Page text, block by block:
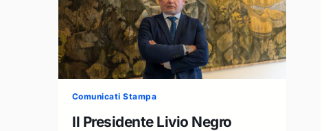
2026
a
favore
dei
diplomati
con
100/100
Comunicati Stampa
Il Presidente Livio Negro